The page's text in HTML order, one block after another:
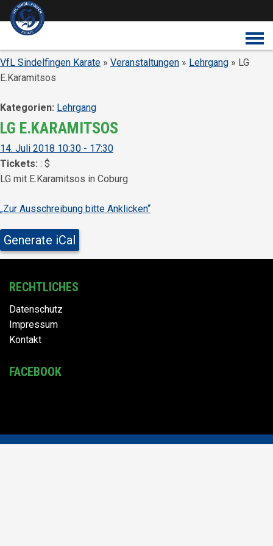
Überspringe den Content
VfL Sindelfingen Karate » Veranstaltungen » Lehrgang » LG
E.Karamitsos
Kategorien: Lehrgang
LG E.KARAMITSOS
14. Juli 2018 10:30 - 17:30
Tickets: : $
LG mit E.Karamitsos in Coburg
„Zur Ausschreibung bitte Anklicken“
Generate iCal
RECHTLICHES
Datenschutz
Impressum
Kontakt
FACEBOOK